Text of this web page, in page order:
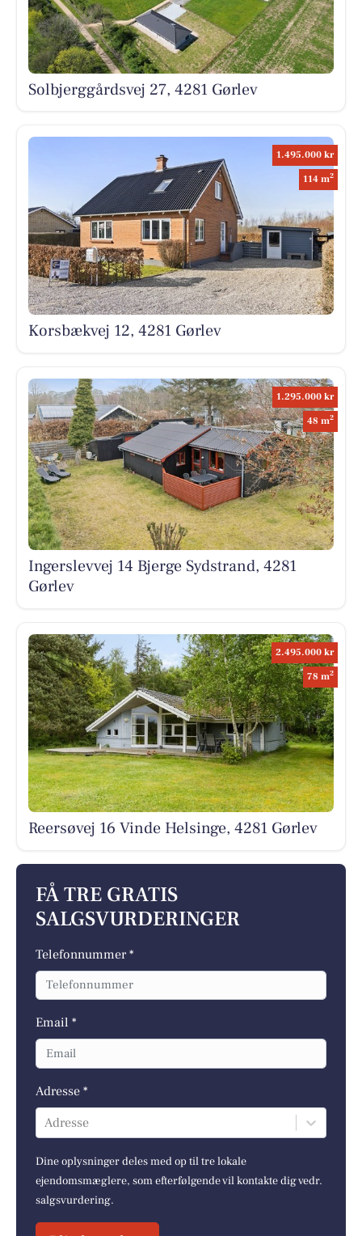
Solbjerggårdsvej 27, 4281 Gørlev
1.495.000 kr
114 m2
Korsbækvej 12, 4281 Gørlev
1.295.000 kr
48 m2
Ingerslevvej 14 Bjerge Sydstrand, 4281
Gørlev
2.495.000 kr
78 m2
Reersøvej 16 Vinde Helsinge, 4281 Gørlev
FÅ TRE GRATIS
SALGSVURDERINGER
Telefonnummer *
Email *
Adresse *
Adresse
Dine oplysninger deles med op til tre lokale
ejendomsmæglere, som efterfølgende vil kontakte dig vedr.
salgsvurdering.